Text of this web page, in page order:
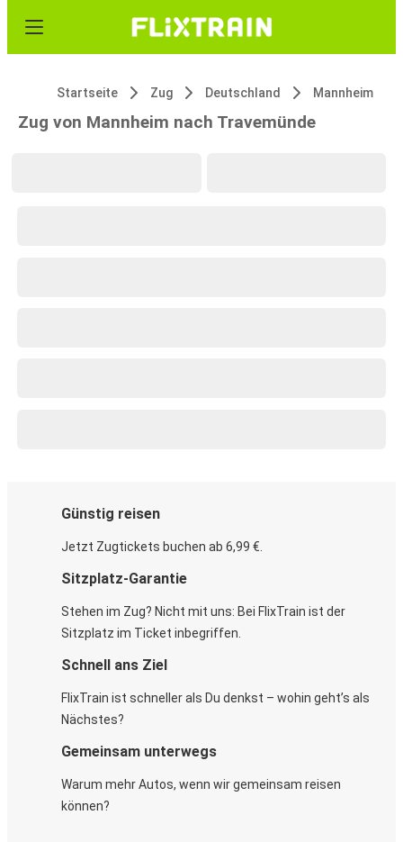
Startseite Zug Deutschland Mannheim
Zug von Mannheim nach Travemünde
Günstig reisen
Jetzt Zugtickets buchen ab 6,99 €.
Sitzplatz-Garantie
Stehen im Zug? Nicht mit uns: Bei FlixTrain ist der
Sitzplatz im Ticket inbegriffen.
Schnell ans Ziel
FlixTrain ist schneller als Du denkst – wohin geht’s als
Nächstes?
Gemeinsam unterwegs
Warum mehr Autos, wenn wir gemeinsam reisen
können?